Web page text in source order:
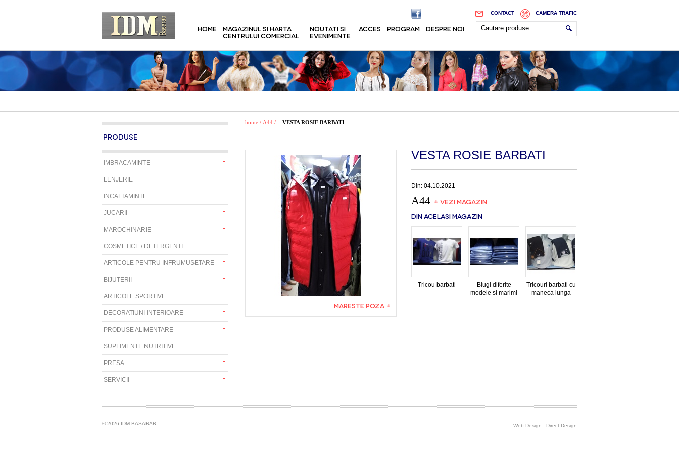
CAMERA TRAFIC
CONTACT
HOME
MAGAZINUL SI HARTA
CENTRULUI COMERCIAL
NOUTATI SI
EVENIMENTE
ACCES PROGRAM DESPRE NOI
PRODUSE
IMBRACAMINTE
LENJERIE
INCALTAMINTE
JUCARII
MAROCHINARIE
COSMETICE / DETERGENTI
ARTICOLE PENTRU INFRUMUSETARE
BIJUTERII
ARTICOLE SPORTIVE
DECORATIUNI INTERIOARE
PRODUSE ALIMENTARE
SUPLIMENTE NUTRITIVE
PRESA
SERVICII
home / A44 / VESTA ROSIE BARBATI
MARESTE POZA +
VESTA ROSIE BARBATI
Din: 04.10.2021
A44 + VEZI MAGAZIN
DIN ACELASI MAGAZIN
Tricou barbati
Blugi diferite
modele si marimi
Tricouri barbati cu
maneca lunga
© 2026 IDM BASARAB Web Design - Direct Design